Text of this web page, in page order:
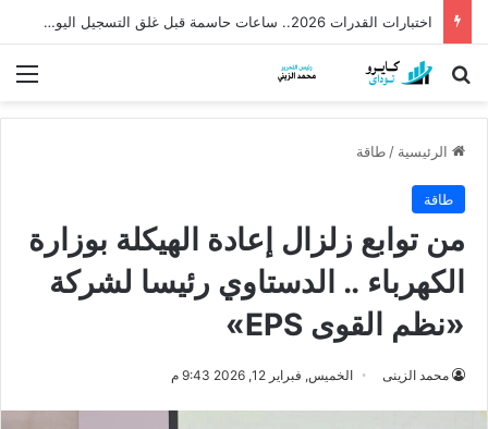
اختبارات القدرات 2026.. ساعات حاسمة قبل غلق التسجيل اليوم 6 أغسطس في تمام السابعة مساء
بحث عن
الرئيسية / طاقة
طاقة
من توابع زلزال إعادة الهيكلة بوزارة
الكهرباء .. الدستاوي رئيسا لشركة
«نظم القوى EPS»
محمد الزينى الخميس, فبراير 12, 2026 9:43 م